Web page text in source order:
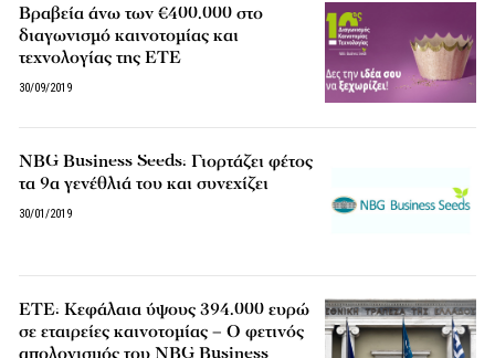
Βραβεία άνω των €400.000 στο
διαγωνισμό καινοτομίας και
τεχνολογίας της ΕΤΕ
30/09/2019
NBG Business Seeds: Γιορτάζει φέτος
τα 9α γενέθλιά του και συνεχίζει
30/01/2019
ΕΤΕ: Κεφάλαια ύψους 394.000 ευρώ
σε εταιρείες καινοτομίας – Ο φετινός